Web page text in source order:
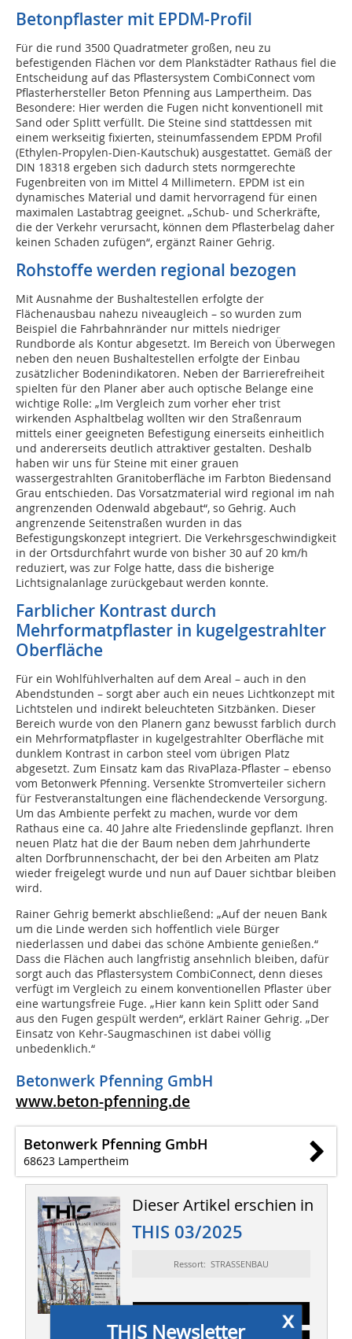
Betonpflaster mit EPDM-Profil
Für die rund 3500 Quadratmeter großen, neu zu
befestigenden Flächen vor dem Plankstädter Rathaus fiel die
Entscheidung auf das Pflastersystem CombiConnect vom
Pflasterhersteller Beton Pfenning aus Lampertheim. Das
Besondere: Hier werden die Fugen nicht konventionell mit
Sand oder Splitt verfüllt. Die Steine sind stattdessen mit
einem werkseitig fixierten, steinumfassendem EPDM Profil
(Ethylen-Propylen-Dien-Kautschuk) ausgestattet. Gemäß der
DIN 18318 ergeben sich dadurch stets normgerechte
Fugenbreiten von im Mittel 4 Millimetern. EPDM ist ein
dynamisches Material und damit hervorragend für einen
maximalen Lastabtrag geeignet. „Schub- und Scherkräfte,
die der Verkehr verursacht, können dem Pflasterbelag daher
keinen Schaden zufügen“, ergänzt Rainer Gehrig.
Rohstoffe werden regional bezogen
Mit Ausnahme der Bushaltestellen erfolgte der
Flächenausbau nahezu niveaugleich – so wurden zum
Beispiel die Fahrbahnränder nur mittels niedriger
Rundborde als Kontur abgesetzt. Im Bereich von Überwegen
neben den neuen Bushaltestellen erfolgte der Einbau
zusätzlicher Bodenindikatoren. Neben der Barrierefreiheit
spielten für den Planer aber auch optische Belange eine
wichtige Rolle: „Im Vergleich zum vorher eher trist
wirkenden Asphaltbelag wollten wir den Straßenraum
mittels einer geeigneten Befestigung einerseits einheitlich
und andererseits deutlich attraktiver gestalten. Deshalb
haben wir uns für Steine mit einer grauen
wassergestrahlten Granitoberfläche im Farbton Biedensand
Grau entschieden. Das Vorsatzmaterial wird regional im nah
angrenzenden Odenwald abgebaut“, so Gehrig. Auch
angrenzende Seitenstraßen wurden in das
Befestigungskonzept integriert. Die Verkehrsgeschwindigkeit
in der Ortsdurchfahrt wurde von bisher 30 auf 20 km/h
reduziert, was zur Folge hatte, dass die bisherige
Lichtsignalanlage zurückgebaut werden konnte.
Farblicher Kontrast durch
Mehrformatpflaster in kugelgestrahlter
Oberfläche
Für ein Wohlfühlverhalten auf dem Areal – auch in den
Abendstunden – sorgt aber auch ein neues Lichtkonzept mit
Lichtstelen und indirekt beleuchteten Sitzbänken. Dieser
Bereich wurde von den Planern ganz bewusst farblich durch
ein Mehrformatpflaster in kugelgestrahlter Oberfläche mit
dunklem Kontrast in carbon steel vom übrigen Platz
abgesetzt. Zum Einsatz kam das RivaPlaza-Pflaster – ebenso
vom Betonwerk Pfenning. Versenkte Stromverteiler sichern
für Festveranstaltungen eine flächendeckende Versorgung.
Um das Ambiente perfekt zu machen, wurde vor dem
Rathaus eine ca. 40 Jahre alte Friedenslinde gepflanzt. Ihren
neuen Platz hat die der Baum neben dem Jahrhunderte
alten Dorfbrunnenschacht, der bei den Arbeiten am Platz
wieder freigelegt wurde und nun auf Dauer sichtbar bleiben
wird.
Rainer Gehrig bemerkt abschließend: „Auf der neuen Bank
um die Linde werden sich hoffentlich viele Bürger
niederlassen und dabei das schöne Ambiente genießen.“
Dass die Flächen auch langfristig ansehnlich bleiben, dafür
sorgt auch das Pflastersystem CombiConnect, denn dieses
verfügt im Vergleich zu einem konventionellen Pflaster über
eine wartungsfreie Fuge. „Hier kann kein Splitt oder Sand
aus den Fugen gespült werden“, erklärt Rainer Gehrig. „Der
Einsatz von Kehr-Saugmaschinen ist dabei völlig
unbedenklich.“
Betonwerk Pfenning GmbH
www.beton-pfenning.de
Betonwerk Pfenning GmbH
68623 Lampertheim
Dieser Artikel erschien in
THIS 03/2025
Ressort: STRASSENBAU
x
THIS Newsletter